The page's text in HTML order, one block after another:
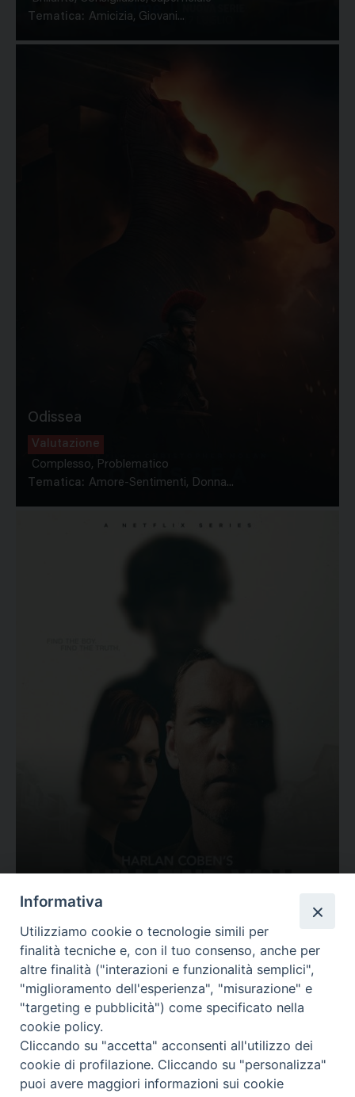
Tematica: Amicizia, Giovani...
Odissea
Valutazione
Complesso, Problematico
Tematica: Amore-Sentimenti, Donna...
Valutazione
Complesso, Problematico
Tematica: Amore-Sentimenti, Carcere...
Informativa
Utilizziamo cookie o tecnologie simili per
finalità tecniche e, con il tuo consenso, anche per
altre finalità ("interazioni e funzionalità semplici",
"miglioramento dell'esperienza", "misurazione" e
"targeting e pubblicità") come specificato nella
cookie policy.
Cliccando su "accetta" acconsenti all'utilizzo dei
cookie di profilazione. Cliccando su "personalizza"
puoi avere maggiori informazioni sui cookie